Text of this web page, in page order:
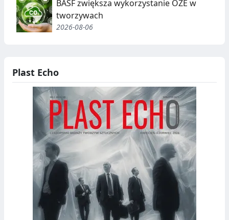
BASF zwiększa wykorzystanie OZE w
tworzywach
2026-08-06
Plast Echo